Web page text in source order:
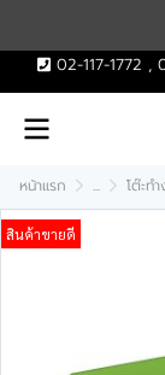
02-117-1772 ,
หน้าแรก ... โต๊ะท
สินค้าขายดี